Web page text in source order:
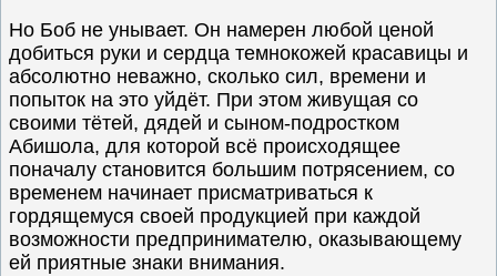
Но Боб не унывает. Он намерен любой ценой
добиться руки и сердца темнокожей красавицы и
абсолютно неважно, сколько сил, времени и
попыток на это уйдёт. При этом живущая со
своими тётей, дядей и сыном-подростком
Абишола, для которой всё происходящее
поначалу становится большим потрясением, со
временем начинает присматриваться к
гордящемуся своей продукцией при каждой
возможности предпринимателю, оказывающему
ей приятные знаки внимания.